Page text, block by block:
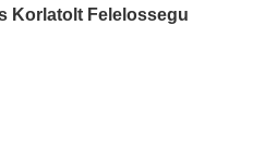
Korlatolt Felelossegu